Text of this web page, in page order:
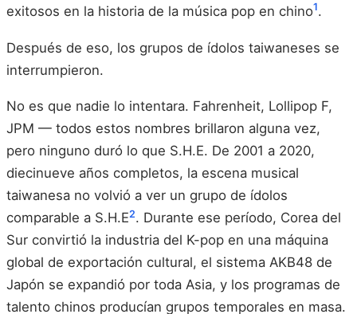
exitosos en la historia de la música pop en chino1.
Después de eso, los grupos de ídolos taiwaneses se
interrumpieron.
No es que nadie lo intentara. Fahrenheit, Lollipop F,
JPM — todos estos nombres brillaron alguna vez,
pero ninguno duró lo que S.H.E. De 2001 a 2020,
diecinueve años completos, la escena musical
taiwanesa no volvió a ver un grupo de ídolos
comparable a S.H.E2. Durante ese período, Corea del
Sur convirtió la industria del K-pop en una máquina
global de exportación cultural, el sistema AKB48 de
Japón se expandió por toda Asia, y los programas de
talento chinos producían grupos temporales en masa.